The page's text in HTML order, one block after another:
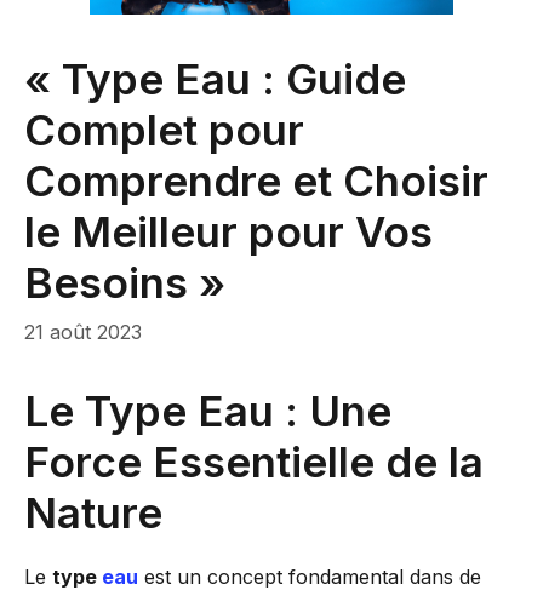
« Type Eau : Guide
Complet pour
Comprendre et Choisir
le Meilleur pour Vos
Besoins »
21 août 2023
Le Type Eau : Une
Force Essentielle de la
Nature
Le type eau est un concept fondamental dans de